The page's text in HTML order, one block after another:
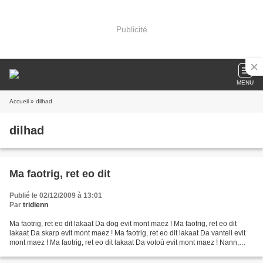
Publicité
MENU
Accueil » dilhad
dilhad
Ma faotrig, ret eo dit
Publié le 02/12/2009 à 13:01
Par tridienn
Ma faotrig, ret eo dit lakaat Da dog evit mont maez ! Ma faotrig, ret eo dit
lakaat Da skarp evit mont maez ! Ma faotrig, ret eo dit lakaat Da vantell evit
mont maez ! Ma faotrig, ret eo dit lakaat Da votoù evit mont maez ! Nann,